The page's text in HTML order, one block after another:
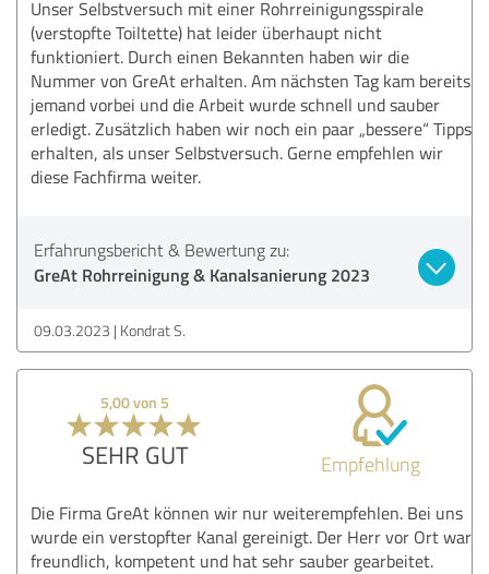
Unser Selbstversuch mit einer Rohrreinigungsspirale
(verstopfte Toiltette) hat leider überhaupt nicht
funktioniert. Durch einen Bekannten haben wir die
Nummer von GreAt erhalten. Am nächsten Tag kam bereits
jemand vorbei und die Arbeit wurde schnell und sauber
erledigt. Zusätzlich haben wir noch ein paar „bessere“ Tipps
erhalten, als unser Selbstversuch. Gerne empfehlen wir
diese Fachfirma weiter.
Erfahrungsbericht & Bewertung zu:
GreAt Rohrreinigung & Kanalsanierung 2023
09.03.2023 Kondrat S.
5,00 von 5
SEHR GUT Empfehlung
Die Firma GreAt können wir nur weiterempfehlen. Bei uns
wurde ein verstopfter Kanal gereinigt. Der Herr vor Ort war
freundlich, kompetent und hat sehr sauber gearbeitet.